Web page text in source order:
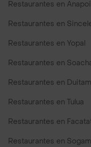
Restaurantes en
Restaurantes en
Restaurantes en Yopal
Restaurantes en
Restaurantes en
Restaurantes en Tulua
Restaurantes en
Restaurantes en